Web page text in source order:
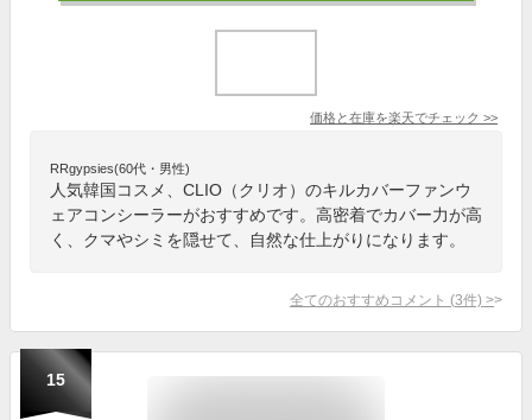
価格と在庫を楽天でチェック >>
RRgypsies(60代・男性)
人気韓国コスメ、CLIO（クリオ）のキルカバーファンウ
ェアコンシーラーがおすすめです。高密着でカバー力が高
く、クマやシミを隠せて、自然な仕上がりになります。
全てのおすすめコメント (3件) >
15